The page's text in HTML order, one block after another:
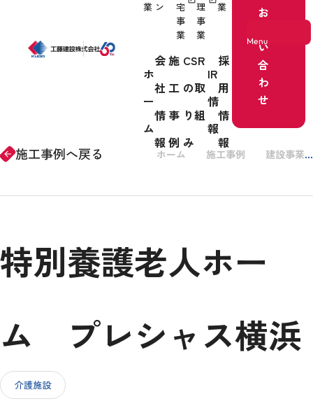
Menu
施工事例
IR情報
業 ン
宅
事
業
理
事
業
業
ホ
ー
ム
会
社
情
報
施
工
事
例
CSR
の取
り組
み
IR
情
報
採
用
情
報
お
い
合
わ
せ
arrow_forward 施工事例へ戻る ホーム 施工事例 建設事業
特別養護老人ホー
ム プレシャス横浜
介護施設